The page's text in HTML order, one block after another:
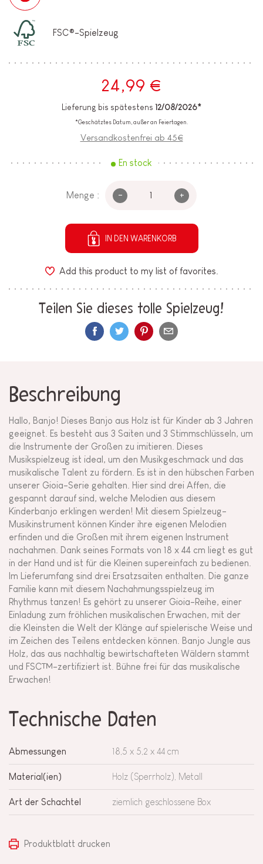
FSC®-Spielzeug
24,99 €
Lieferung bis spätestens 12/08/2026*
*Geschätztes Datum, außer an Feiertagen.
Versandkostenfrei ab 45€
En stock
Menge : - +
IN DEN WARENKORB
Add this product to my list of favorites.
Teilen Sie dieses tolle Spielzeug!
Beschreibung
Hallo, Banjo! Dieses Banjo aus Holz ist für Kinder ab 3 Jahren
geeignet. Es besteht aus 3 Saiten und 3 Stimmschlüsseln, um
die Instrumente der Großen zu imitieren. Dieses
Musikspielzeug ist ideal, um den Musikgeschmack und das
musikalische Talent zu fördern. Es ist in den hübschen Farben
unserer Gioia-Serie gehalten. Hier sind drei Affen, die
gespannt darauf sind, welche Melodien aus diesem
Kinderbanjo erklingen werden! Mit diesem Spielzeug-
Musikinstrument können Kinder ihre eigenen Melodien
erfinden und die Großen mit ihrem eigenen Instrument
nachahmen. Dank seines Formats von 18 x 44 cm liegt es gut
in der Hand und ist für die Kleinen supereinfach zu bedienen.
Im Lieferumfang sind drei Ersatzsaiten enthalten. Die ganze
Familie kann mit diesem Nachahmungsspielzeug im
Rhythmus tanzen! Es gehört zu unserer Gioia-Reihe, einer
Einladung zum fröhlichen musikalischen Erwachen, mit der
die Kleinsten die Welt der Klänge auf spielerische Weise und
im Zeichen des Teilens entdecken können. Banjo Jungle aus
Holz, das aus nachhaltig bewirtschafteten Wäldern stammt
und FSC™-zertifiziert ist. Bühne frei für das musikalische
Erwachen!
Technische Daten
Abmessungen 18,5 x 5,2 x 44 cm
Material(ien) Holz (Sperrholz), Metall
Art der Schachtel ziemlich geschlossene Box
Produktblatt drucken